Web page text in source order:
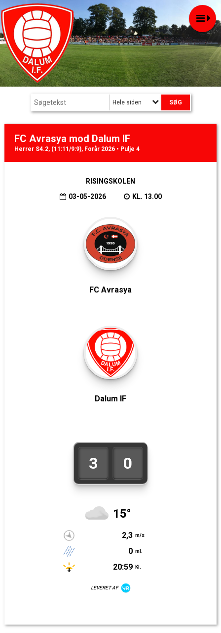
Hele siden
FC Avrasya mod Dalum IF
Herrer S4.2, (11:11/9:9), Forår 2026 • Pulje 4
RISINGSKOLEN
03-05-2026
KL. 13.00
FC Avrasya
3 0
15°
2,3 m/s
0 ml.
20:59 Kl.
LEVERET AF
Dalum IF